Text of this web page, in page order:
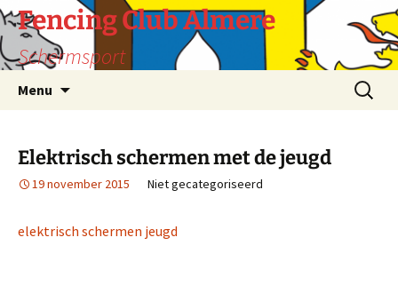
Fencing Club Almere
Schermsport
Menu
inhoud
Zoeken
naar:
Elektrisch schermen met de jeugd
19 november 2015 Niet gecategoriseerd
elektrisch schermen jeugd